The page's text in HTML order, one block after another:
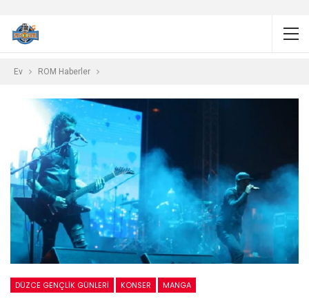
Ev ROM Haberler
DÜZCE GENÇLIK GÜNLERI KONSER MANGA